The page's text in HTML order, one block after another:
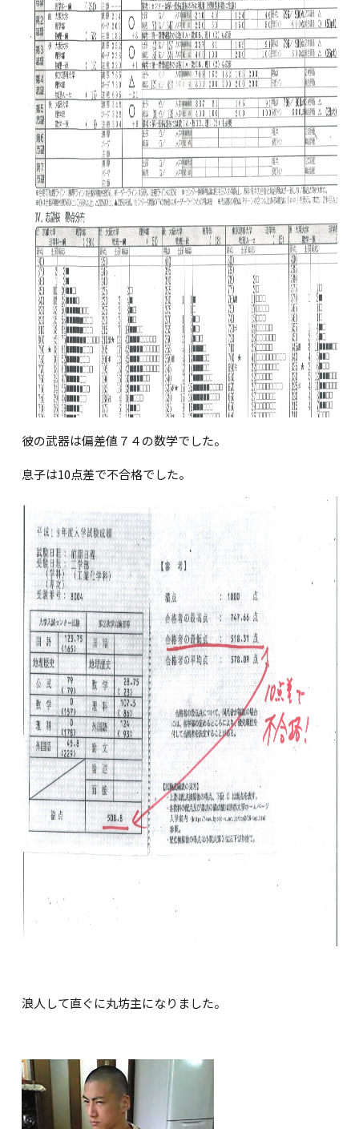
彼の武器は偏差値７４の数学でした。
息子は10点差で不合格でした。
浪人して直ぐに丸坊主になりました。